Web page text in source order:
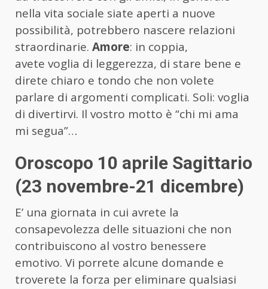
nella vita sociale siate aperti a nuove
possibilità, potrebbero nascere relazioni
straordinarie. Amore: in coppia,
avete voglia di leggerezza, di stare bene e
direte chiaro e tondo che non volete
parlare di argomenti complicati. Soli: voglia
di divertirvi. Il vostro motto è “chi mi ama
mi segua”…
Oroscopo 10 aprile Sagittario
(23 novembre-21 dicembre)
E’ una giornata in cui avrete la
consapevolezza delle situazioni che non
contribuiscono al vostro benessere
emotivo. Vi porrete alcune domande e
troverete la forza per eliminare qualsiasi